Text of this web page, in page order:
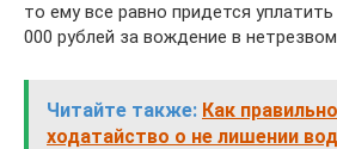
то ему все равно придется
000 рублей за вождение в
Читайте также: Как
ходатайство о не лишении